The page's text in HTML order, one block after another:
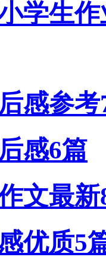
学生作
感参考
感6篇
文最新
优质5